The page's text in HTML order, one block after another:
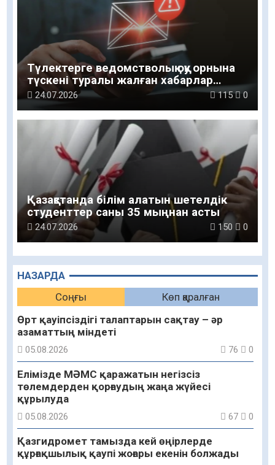
НАЗАРДА
Соңғы
Көп қаралған
Өрт қауіпсіздігі талаптарын сақтау – әр
азаматтың міндеті
05.08.2026 76 0
Елімізде МӘМС қаражатын негізсіз
төлемдерден қорғаудың жаңа жүйесі
құрылуда
05.08.2026 67 0
Қазгидромет тамызда кей өңірлерде
құрғақшылық қаупі жоғары екенін болжады
Түлектерге ведомстволық оқу орнына
түскені туралы жалған хабарлар
келуде
24.07.2026 115 0
Қазақстанда білім алатын шетелдік
студенттер саны 35 мыңнан асты
24.07.2026 150 0